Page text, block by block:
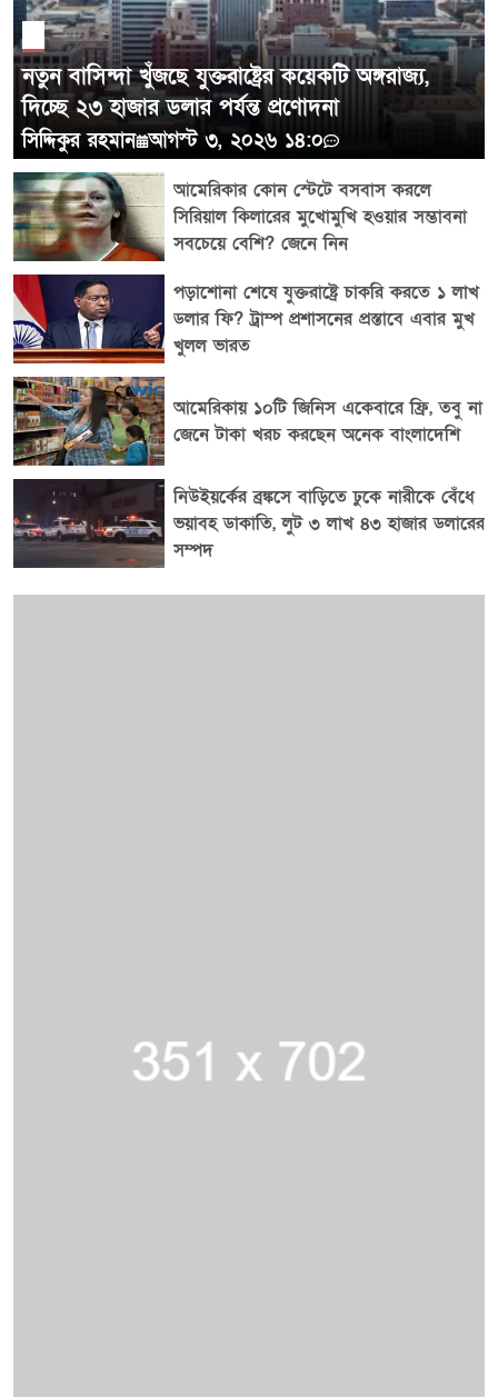
কর্তৃপক্ষও এখন পর্যন্ত অতিরিক্ত কোনো আনুষ্ঠানিক বক্তব্য
দেয়নি। সূত্র: সিনহুয়া, মেহের নিউজ এজেন্সি
নতুন বাসিন্দা খুঁজছে যুক্তরাষ্ট্রের কয়েকটি অঙ্গরাজ্য,
দিচ্ছে ২৩ হাজার ডলার পর্যন্ত প্রণোদনা
সিদ্দিকুর রহমান আগস্ট ৩, ২০২৬ ১৪:০
আমেরিকার কোন স্টেটে বসবাস করলে
সিরিয়াল কিলারের মুখোমুখি হওয়ার সম্ভাবনা
সবচেয়ে বেশি? জেনে নিন
পড়াশোনা শেষে যুক্তরাষ্ট্রে চাকরি করতে ১ লাখ
ডলার ফি? ট্রাম্প প্রশাসনের প্রস্তাবে এবার মুখ
খুলল ভারত
আমেরিকায় ১০টি জিনিস একেবারে ফ্রি, তবু না
জেনে টাকা খরচ করছেন অনেক বাংলাদেশি
নিউইয়র্কের ব্রঙ্কসে বাড়িতে ঢুকে নারীকে বেঁধে
ভয়াবহ ডাকাতি, লুট ৩ লাখ ৪৩ হাজার ডলারের
সম্পদ